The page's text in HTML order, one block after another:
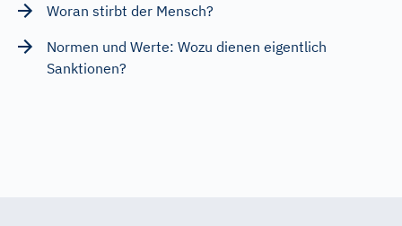
Woran stirbt der Mensch?
Normen und Werte: Wozu dienen eigentlich
Sanktionen?